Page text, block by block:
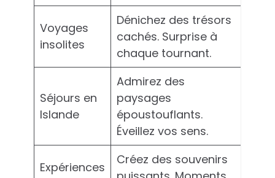
Voyages
insolites
Dénichez des trésors
cachés. Surprise à
chaque tournant.
Séjours en
Islande
Admirez des
paysages
époustouflants.
Éveillez vos sens.
Expériences
Créez des souvenirs